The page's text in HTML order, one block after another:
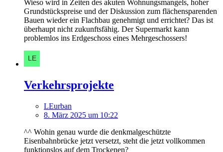
Wieso wird in Zeiten des akuten Wohnungsmangels, hoher
Grundstückspreise und der Diskussion zum flächensparenden
Bauen wieder ein Flachbau genehmigt und errichtet? Das ist
überhaupt nicht zukunftsfähig. Der Supermarkt kann
problemlos ins Erdgeschoss eines Mehrgeschossers!
Verkehrsprojekte
LEurban
8. März 2025 um 10:22
^^ Wohin genau wurde die denkmalgeschützte
Eisenbahnbrücke jetzt versetzt, steht die jetzt vollkommen
funktionslos auf dem Trockenen?